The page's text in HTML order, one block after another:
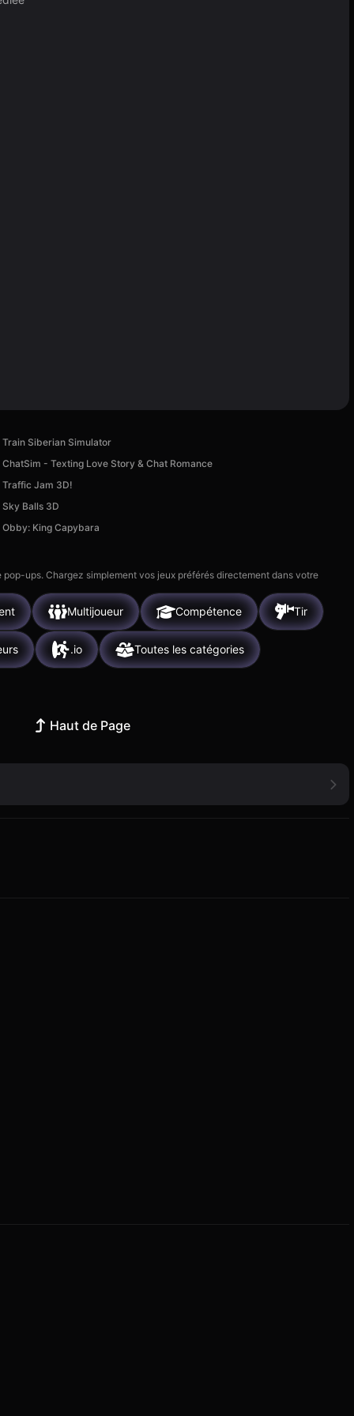
Train Siberian Simulator
ChatSim - Texting Love Story & Chat Romance
Traffic Jam 3D!
Sky Balls 3D
Obby: King Capybara
ups. Chargez simplement vos jeux préférés directement dans votre
Multijoueur Compétence Tir
.io Toutes les catégories
Haut de Page